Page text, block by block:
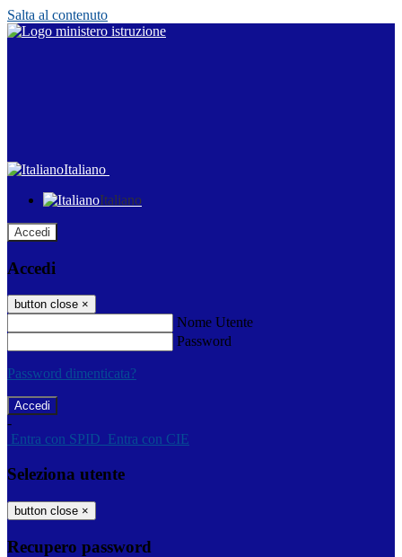
Salta al contenuto
Italiano
Italiano
Accedi
Accedi
button close ×
Nome Utente
Password
Password dimenticata?
-
Entra con SPID Entra con CIE
Seleziona utente
button close ×
Recupero password